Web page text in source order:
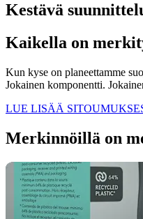
Kestävä
Kaikella on
Kun kyse on planeettamme
Jokainen komponentti.
LUE LISÄÄ
Merkinnöillä on